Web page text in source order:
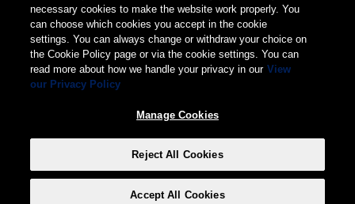
necessary cookies to make the website work properly. You
can choose which cookies you accept in the cookie
settings. You can always change or withdraw your choice on
the Cookie Policy page or via the cookie settings. You can
read more about how we handle your privacy in our View
our Privacy Policy
Manage Cookies
Reject All Cookies
Accept All Cookies